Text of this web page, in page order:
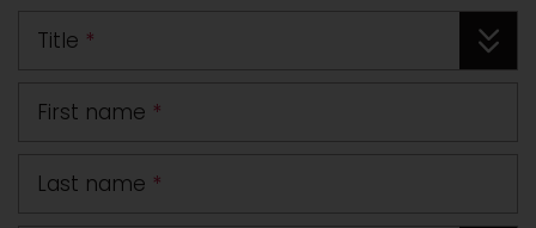
Title *
First name *
Last name *